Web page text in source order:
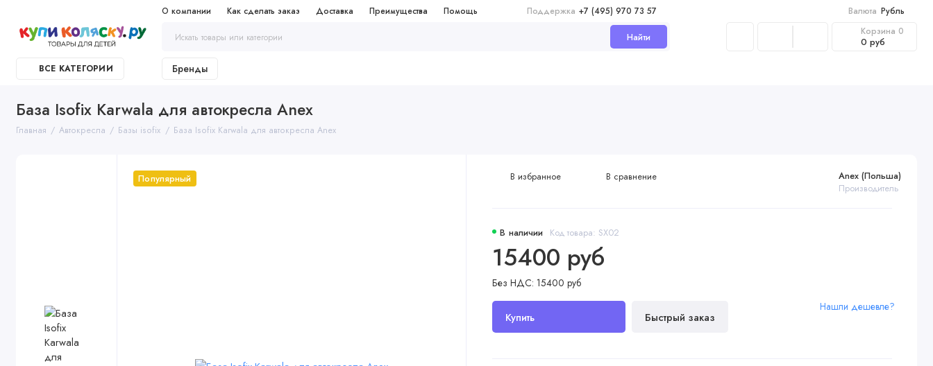
О компании Как сделать заказ Доставка Преимущества Помощь Поддержка +7 (495) 970 73 57 Валюта Рубль
Найти Корзина 0
0 руб
ВСЕ КАТЕГОРИИ Бренды
База Isofix Karwala для автокресла Anex
Главная Автокресла Базы isofix База Isofix Karwala для автокресла Anex
Популярный
В наличии Код товара: SX02
Anex (Польша)
Производитель
15400 руб
Без НДС: 15400 руб
Купить Быстрый заказ
Нашли дешевле?
В избранное В сравнение